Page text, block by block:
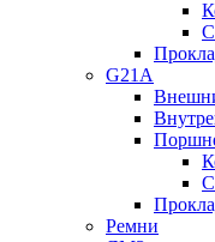
G21A
Ремни